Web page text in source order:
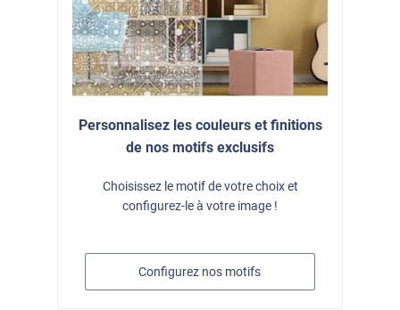
Personnalisez les couleurs et finitions
de nos motifs exclusifs
Choisissez le motif de votre choix et
configurez-le à votre image !
Configurez nos motifs